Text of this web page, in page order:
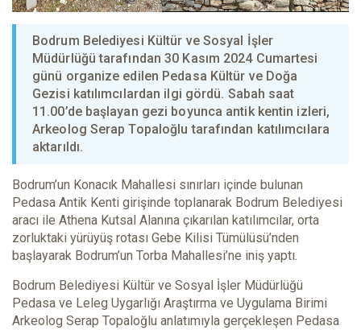
Bodrum Belediyesi Kültür ve Sosyal İşler
Müdürlüğü tarafından 30 Kasım 2024 Cumartesi
günü organize edilen Pedasa Kültür ve Doğa
Gezisi katılımcılardan ilgi gördü. Sabah saat
11.00’de başlayan gezi boyunca antik kentin izleri,
Arkeolog Serap Topaloğlu tarafından katılımcılara
aktarıldı.
Bodrum’un Konacık Mahallesi sınırları içinde bulunan
Pedasa Antik Kenti girişinde toplanarak Bodrum Belediyesi
aracı ile Athena Kutsal Alanına çıkarılan katılımcılar, orta
zorluktaki yürüyüş rotası Gebe Kilisi Tümülüsü’nden
başlayarak Bodrum’un Torba Mahallesi’ne iniş yaptı.
Bodrum Belediyesi Kültür ve Sosyal İşler Müdürlüğü
Pedasa ve Leleg Uygarlığı Araştırma ve Uygulama Birimi
Arkeolog Serap Topaloğlu anlatımıyla gerçekleşen Pedasa